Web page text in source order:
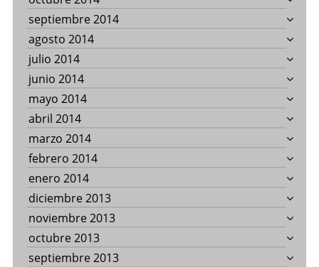
septiembre 2014
agosto 2014
julio 2014
junio 2014
mayo 2014
abril 2014
marzo 2014
febrero 2014
enero 2014
diciembre 2013
noviembre 2013
octubre 2013
septiembre 2013